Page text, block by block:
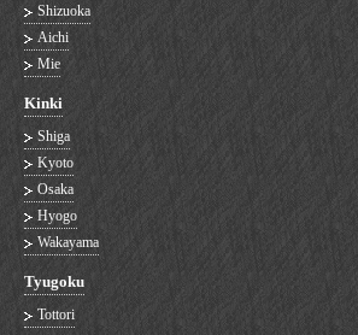
Shizuoka
Aichi
Mie
Kinki
Shiga
Kyoto
Osaka
Hyogo
Wakayama
Tyugoku
Tottori